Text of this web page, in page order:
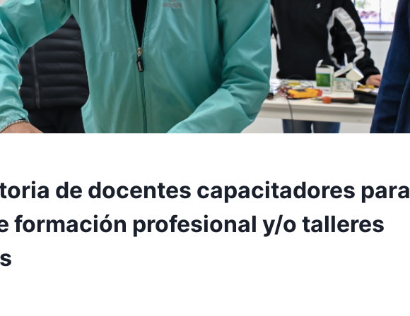
de docentes capacitadores para
formación profesional y/o talleres